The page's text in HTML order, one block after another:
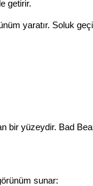
getirir.
yaratır. Soluk
bir yüzeydir. Bad
sunar: